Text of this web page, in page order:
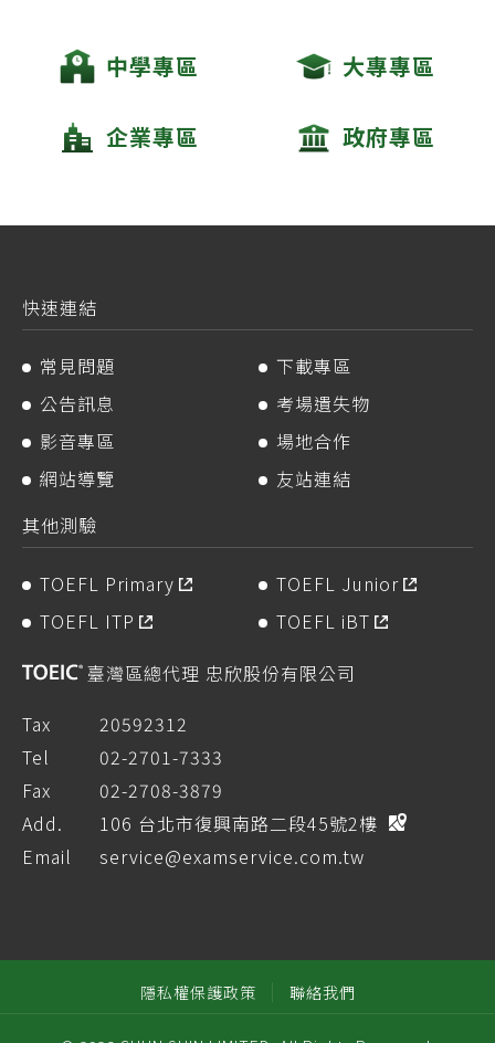
中學專區 大專專區
企業專區 政府專區
快速連結
常見問題
下載專區
公告訊息
考場遺失物
影音專區
場地合作
網站導覽
友站連結
其他測驗
TOEFL Primary
TOEFL Junior
TOEFL ITP
TOEFL iBT
臺灣區總代理 忠欣股份有限公司
Tax
20592312
Tel
02-2701-7333
Fax
02-2708-3879
Add.
106 台北市復興南路二段45號2樓
Email
service@examservice.com.tw
隱私權保護政策 聯絡我們